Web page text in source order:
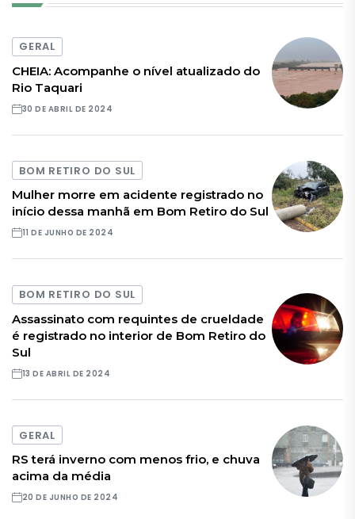
GERAL
CHEIA: Acompanhe o nível atualizado do
Rio Taquari
30 DE ABRIL DE 2024
BOM RETIRO DO SUL
Mulher morre em acidente registrado no
início dessa manhã em Bom Retiro do Sul
11 DE JUNHO DE 2024
BOM RETIRO DO SUL
Assassinato com requintes de crueldade
é registrado no interior de Bom Retiro do
Sul
13 DE ABRIL DE 2024
GERAL
RS terá inverno com menos frio, e chuva
acima da média
20 DE JUNHO DE 2024